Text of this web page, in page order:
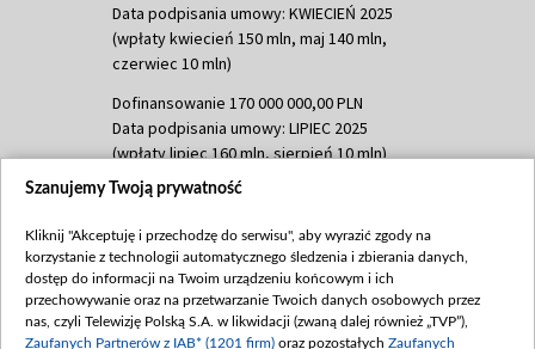
Data podpisania umowy: KWIECIEŃ 2025
(wpłaty kwiecień 150 mln, maj 140 mln,
czerwiec 10 mln)
Dofinansowanie 170 000 000,00 PLN
Data podpisania umowy: LIPIEC 2025
(wpłaty lipiec 160 mln, sierpień 10 mln)
Dofinansowanie 60 000 000,00 PLN
(wpłata wrzesień 60 mln)
Dofinansowanie 635 783 051,21 PLN
Data podpisania umowy: WRZESIEŃ 2025
(wpłata wrzesień 100 mln, październik 350
Szanujemy Twoją prywatność
Kliknij "Akceptuję i przechodzę do serwisu", aby wyrazić zgody na
korzystanie z technologii automatycznego śledzenia i zbierania danych,
dostęp do informacji na Twoim urządzeniu końcowym i ich
przechowywanie oraz na przetwarzanie Twoich danych osobowych przez
nas, czyli Telewizję Polską S.A. w likwidacji (zwaną dalej również „TVP”),
Zaufanych Partnerów z IAB* (1201 firm) oraz pozostałych Zaufanych